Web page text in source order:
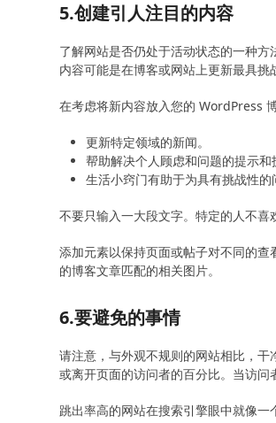
5.创建引人注目的内容
了解网站是否仍处于活动状态的一种
内容可能是在博客或网站上更新最具挑
在考虑将新内容放入您的 WordPress
更新特定领域的新闻。
帮助解决个人顾虑和问题的提示和
生活小窍门有助于为具有挑战性的
不要只输入一大段文字。特定的人不喜
添加元素以保持页面或帖子对不同的
的博客文章匹配的相关图片。
6.要避免的事情
请注意，与外观不规则的网站相比，
或离开页面的访问者的百分比。当访问
跳出率高的网站在搜索引擎眼中就像